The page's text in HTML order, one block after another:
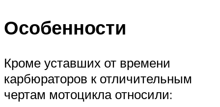
Особенности
Кроме уставших от времени
карбюраторов к отличительным
чертам мотоцикла относили: